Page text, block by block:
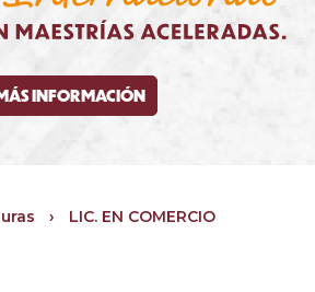
INFORMACIÓN
›
LIC. EN COMERCIO